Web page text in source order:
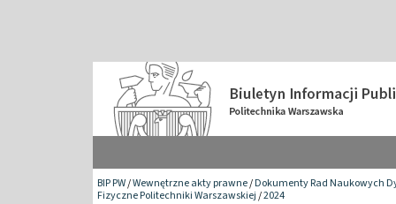
BIP PW/Wewnętrzne akty prawne/Dokumenty Rad Naukowych
Fizyczne Politechniki Warszawskiej/2024